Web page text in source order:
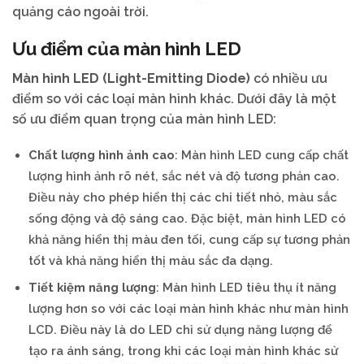
quảng cáo ngoài trời.
Ưu điểm của màn hình LED
Màn hình LED (Light-Emitting Diode) có nhiều ưu
điểm so với các loại màn hình khác. Dưới đây là một
số ưu điểm quan trọng của màn hình LED:
Chất lượng hình ảnh cao: Màn hình LED cung cấp chất
lượng hình ảnh rõ nét, sắc nét và độ tương phản cao.
Điều này cho phép hiển thị các chi tiết nhỏ, màu sắc
sống động và độ sáng cao. Đặc biệt, màn hình LED có
khả năng hiển thị màu đen tối, cung cấp sự tương phản
tốt và khả năng hiển thị màu sắc đa dạng.
Tiết kiệm năng lượng: Màn hình LED tiêu thụ ít năng
lượng hơn so với các loại màn hình khác như màn hình
LCD. Điều này là do LED chỉ sử dụng năng lượng để
tạo ra ánh sáng, trong khi các loại màn hình khác sử